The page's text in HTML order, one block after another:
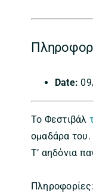
Date:
Το Φεστιβάλ
ομαδάρα του.
Τ’ αηδόνια